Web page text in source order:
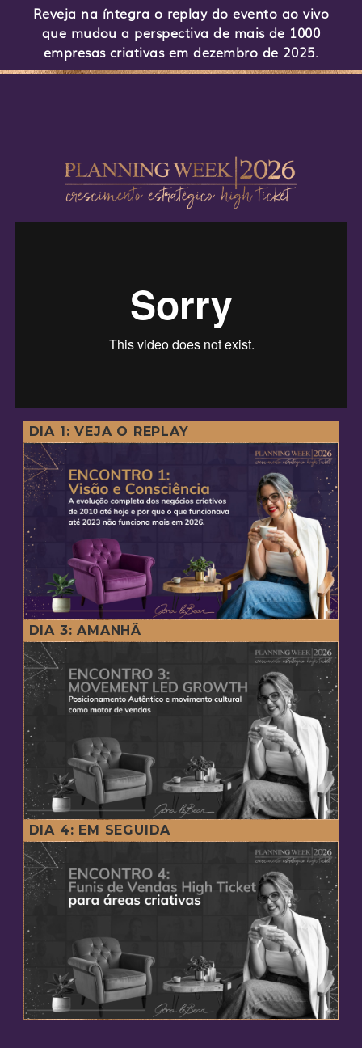
Reveja na íntegra o replay do evento ao vivo
que mudou a perspectiva de mais de 1000
empresas criativas em dezembro de 2025.
DIA 1: VEJA O REPLAY
DIA 3: AMANHÃ
DIA 4: EM SEGUIDA